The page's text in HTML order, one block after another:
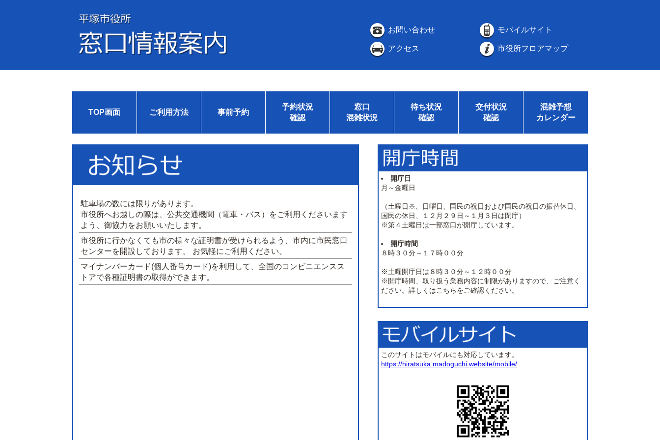
お問い合わせ モバイルサイト
アクセス 市役所フロアマップ
TOP画面 ご利用方法 事前予約
予約状況
確認
窓口
混雑状況
待ち状況
確認
交付状況
確認
混雑予想
カレンダー
駐車場の数には限りがあります。
市役所へお越しの際は、公共交通機関（電車・バス）をご利用くださいます
よう、御協力をお願いいたします。
市役所に行かなくても市の様々な証明書が受けられるよう、市内に市民窓口
センターを開設しております。 お気軽にご利用ください。
マイナンバーカード(個人番号カード)を利用して、全国のコンビニエンスス
トアで各種証明書の取得ができます。
開庁日
月～金曜日
（土曜日※、日曜日、国民の祝日および国民の祝日の振替休日、
国民の休日、１２月２９日～１月３日は閉庁）
※第４土曜日は一部窓口が開庁しています。
開庁時間
８時３０分～１７時００分
※土曜開庁日は８時３０分～１２時００分
※開庁時間、取り扱う業務内容に制限がありますので、ご注意く
ださい。詳しくはこちらをご確認ください。
このサイトはモバイルにも対応しています。
https://hiratsuka.madoguchi.website/mobile/